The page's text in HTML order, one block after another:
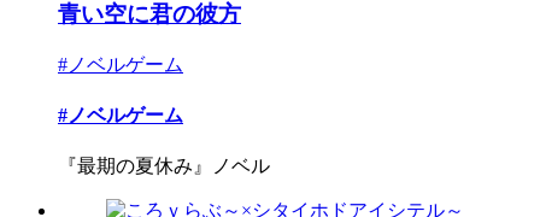
青い空に君の彼方
#ノベルゲーム
#ノベルゲーム
『最期の夏休み』ノベル